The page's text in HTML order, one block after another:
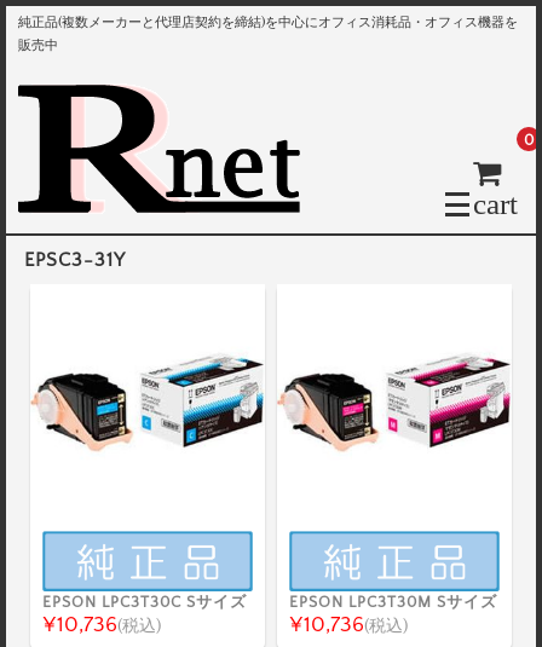
純正品(複数メーカーと代理店契約を締結)を中心にオフィス消耗品・オフィス機器を
販売中
cart
0
EPSC3-31Y
EPSON LPC3T30C Sサイズ
¥10,736(税込)
EPSON LPC3T30M Sサイズ
¥10,736(税込)